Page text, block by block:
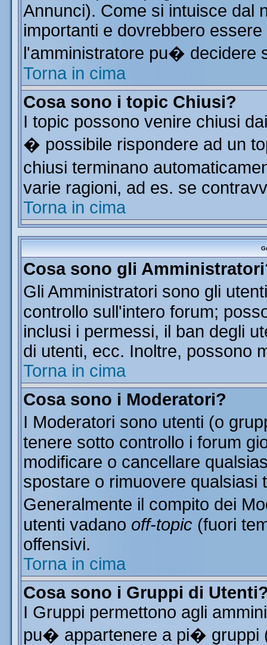
Annunci). Come si intuisce dal
importanti e dovrebbero
l'amministratore pu�
Torna in cima
Cosa sono i topic Chiusi?
I topic possono venire chiusi
� possibile rispondere ad un
chiusi terminano
varie ragioni, ad es. se
Torna in cima
Cosa sono gli
Gli Amministratori sono gli
controllo sull'intero forum;
inclusi i permessi, il ban degli
di utenti, ecc. Inoltre, possono
Torna in cima
Cosa sono i Moderatori?
I Moderatori sono utenti (o
tenere sotto controllo i forum
modificare o cancellare
spostare o rimuovere qualsiasi
Generalmente il compito dei
utenti vadano off-topic (fuori
offensivi.
Torna in cima
Cosa sono i Gruppi di
I Gruppi permettono agli
pu� appartenere a pi� gruppi